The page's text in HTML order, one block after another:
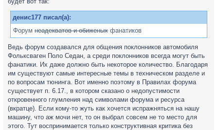
денис177 писал(а):
Форум неадекватов и обиженых фанатиков
Ведь форум создавался для общения поклонников автомобиля
Фольксваген Поло Седан, а среди поклонников всегда могут быть
фанатики. Их даже должно быть некоторое количество. Благодаря
им существуют самые интересные темы в техническом разделе и
по вопросам тюнинга. Вот именно поэтому в Правилах форума
существует п. 6.17., в котором сказано о недопустимости
откровенного глумления над символами форума и ресурса
(вкратце). Если кому-то жуть как хочется испражняться на нашу
машину, что аж мочи нет, то он выбрал совсем не то место для
этого. Тут воспринимается только конструктивная критика без